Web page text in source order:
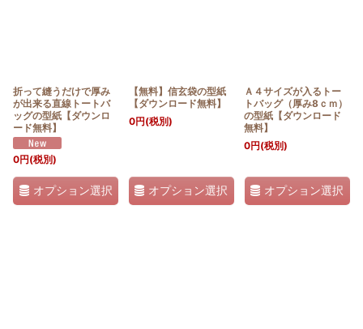
折って縫うだけで厚み
が出来る直線トートバ
ッグの型紙【ダウンロ
ード無料】
0円(税別)
オプション選択
【無料】信玄袋の型紙
【ダウンロード無料】
0円(税別)
オプション選択
Ａ４サイズが入るトー
トバッグ（厚み8ｃｍ）
の型紙【ダウンロード
無料】
0円(税別)
オプション選択